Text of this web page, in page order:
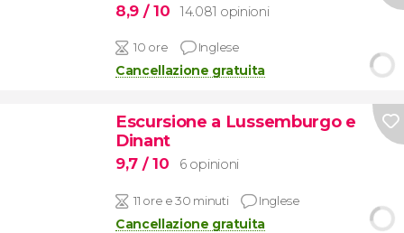
8,9 / 10 14.081 opinioni
10 ore Inglese
Cancellazione gratuita
Escursione a Lussemburgo e
Dinant
9,7 / 10 6 opinioni
11 ore e 30 minuti Inglese
Cancellazione gratuita